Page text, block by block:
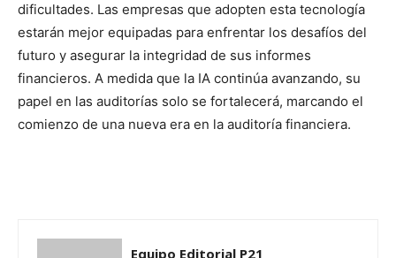
dificultades. Las empresas que adopten esta tecnología
estarán mejor equipadas para enfrentar los desafíos del
futuro y asegurar la integridad de sus informes
financieros. A medida que la IA continúa avanzando, su
papel en las auditorías solo se fortalecerá, marcando el
comienzo de una nueva era en la auditoría financiera.
Equipo Editorial P21